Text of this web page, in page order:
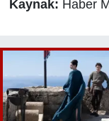
Kaynak: Haber